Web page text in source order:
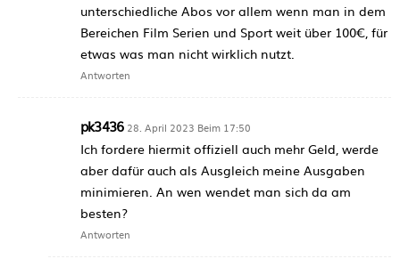
unterschiedliche Abos vor allem wenn man in dem
Bereichen Film Serien und Sport weit über 100€, für
etwas was man nicht wirklich nutzt.
Antworten
pk3436 28. April 2023 Beim 17:50
Ich fordere hiermit offiziell auch mehr Geld, werde
aber dafür auch als Ausgleich meine Ausgaben
minimieren. An wen wendet man sich da am
besten?
Antworten